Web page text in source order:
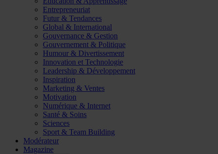
Entrepreneuriat
Futur & Tendances
Global & International
Gouvernance & Gestion
Gouvernement & Politique
Humour & Divertissement
Innovation et Technologie
Leadership & Développement
Inspiration
Marketing & Ventes
Motivation
Numérique & Internet
Santé & Soins
Sciences
Sport & Team Building
Modérateur
Magazine